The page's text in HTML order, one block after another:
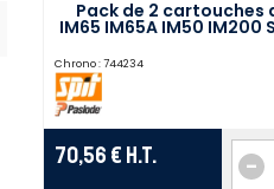
Pack de 2 cartouches
IM65 IM65A IM50 IM200
Chrono :744234
70,56 € H.T. -